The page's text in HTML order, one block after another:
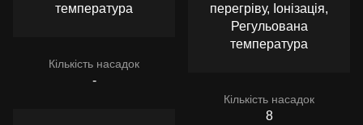
температура
Кількість насадок
-
перегріву, Іонізація,
Регульована
температура
Кількість насадок
8